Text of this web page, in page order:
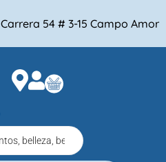
Carrera 54 # 3-15 Campo Amor